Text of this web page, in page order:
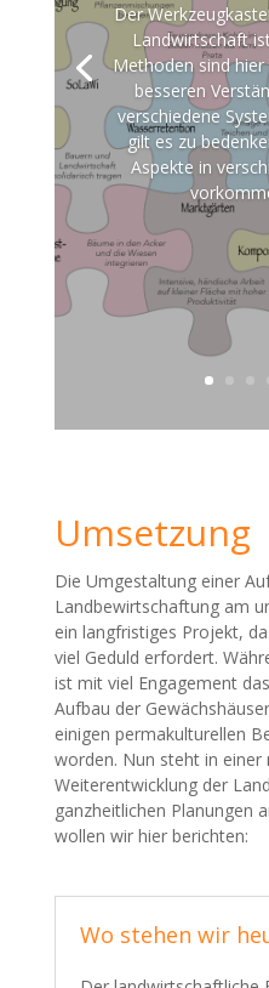
Der
Landwirtschaft
Methoden sind
besseren
verschiedene
gilt es zu
Aspekte in
Umsetzung
Die Umgestaltung einer
Landbewirtschaftung am
ein langfristiges Projekt,
viel Geduld erfordert.
ist mit viel Engagement
Aufbau der
einigen permakulturellen
worden. Nun steht in einer
Weiterentwicklung der
ganzheitlichen Planungen
wollen wir hier berichten:
Wo stehen wir